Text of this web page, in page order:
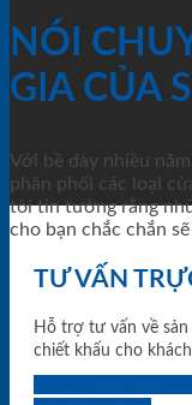
NÓI
GIA CỦA
Với bề dày nhiều
phân phối các loại
tôi tin tưởng rằng
cho bạn chắc chắn
TƯ VẤN
Hỗ trợ tư vấn về
chiết khấu cho